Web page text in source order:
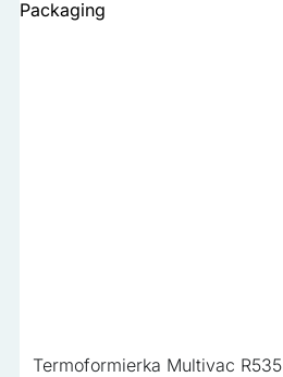
Termoformierka Multivac R535